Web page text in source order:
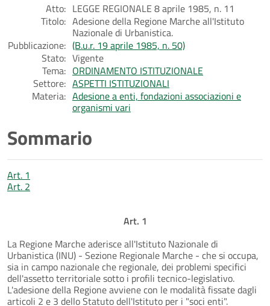
Atto: LEGGE REGIONALE 8 aprile 1985, n. 11
Titolo: Adesione della Regione Marche all'Istituto
Nazionale di Urbanistica.
Pubblicazione: (B.u.r. 19 aprile 1985, n. 50)
Stato: Vigente
Tema: ORDINAMENTO ISTITUZIONALE
Settore: ASPETTI ISTITUZIONALI
Materia: Adesione a enti, fondazioni associazioni e
organismi vari
Sommario
Art. 1
Art. 2
Art. 1
La Regione Marche aderisce all'Istituto Nazionale di
Urbanistica (INU) - Sezione Regionale Marche - che si occupa,
sia in campo nazionale che regionale, dei problemi specifici
dell'assetto territoriale sotto i profili tecnico-legislativo.
L'adesione della Regione avviene con le modalità fissate dagli
articoli 2 e 3 dello Statuto dell'Istituto per i "soci enti".